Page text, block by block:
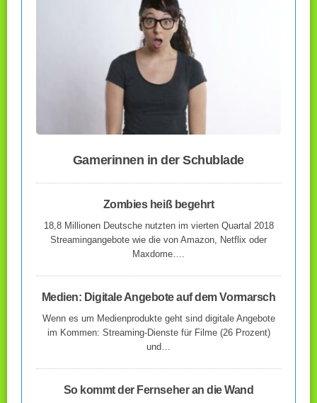
Gamerinnen in der Schublade
Zombies heiß begehrt
18,8 Millionen Deutsche nutzten im vierten Quartal 2018
Streamingangebote wie die von Amazon, Netflix oder
Maxdome….
Medien: Digitale Angebote auf dem Vormarsch
Wenn es um Medienprodukte geht sind digitale Angebote
im Kommen: Streaming-Dienste für Filme (26 Prozent)
und…
So kommt der Fernseher an die Wand